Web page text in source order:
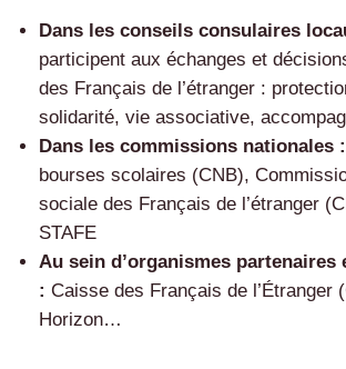
Dans les conseils consulaires
participent aux échanges et
des Français de l’étranger :
solidarité, vie associative,
Dans les commissions nationales
bourses scolaires (CNB),
sociale des Français de l’étranger
STAFE
Au sein d’organismes
:Caisse des Français de l’Étranger
Horizon…